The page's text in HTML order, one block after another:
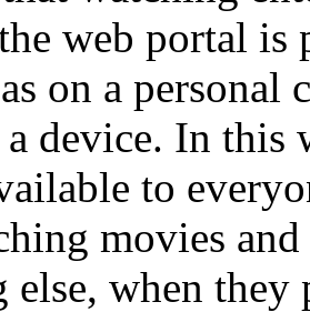
web portal is
on a personal
device. In this
to
movies
when they